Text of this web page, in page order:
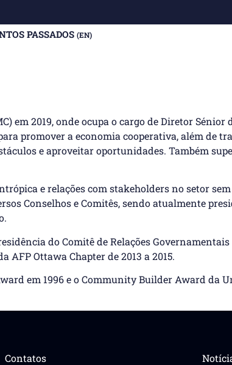
PASSADOS (EN)
em 2019, onde ocupa o cargo de Diretor
promover a economia cooperativa, além de
e aproveitar oportunidades. Também
e relações com stakeholders no setor
Conselhos e Comitês, sendo atualmente
do Comitê de Relações
AFP Ottawa Chapter de 2013 a 2015.
em 1996 e o Community Builder Award da
Contatos